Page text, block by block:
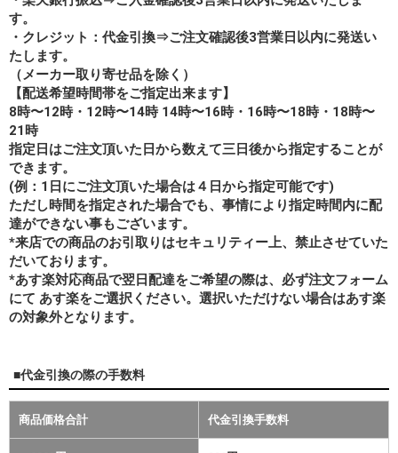
す。
・クレジット：代金引換⇒ご注文確認後3営業日以内に発送い
たします。
（メーカー取り寄せ品を除く）
【配送希望時間帯をご指定出来ます】
8時〜12時・12時〜14時 14時〜16時・16時〜18時・18時〜
21時
指定日はご注文頂いた日から数えて三日後から指定することが
できます。
(例：1日にご注文頂いた場合は４日から指定可能です)
ただし時間を指定された場合でも、事情により指定時間内に配
達ができない事もございます。
*来店での商品のお引取りはセキュリティー上、禁止させていた
だいております。
*あす楽対応商品で翌日配達をご希望の際は、必ず注文フォーム
にて あす楽をご選択ください。選択いただけない場合はあす楽
の対象外となります。
■代金引換の際の手数料
商品価格合計 代金引換手数料